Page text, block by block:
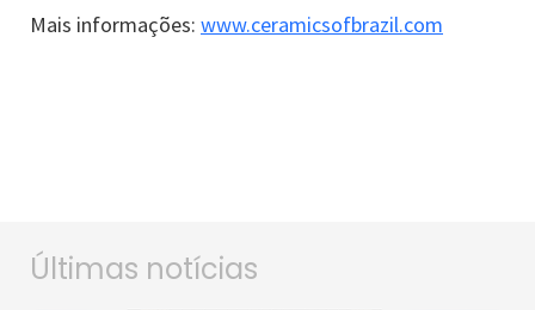
Mais informações: www.ceramicsofbrazil.com
Últimas notícias